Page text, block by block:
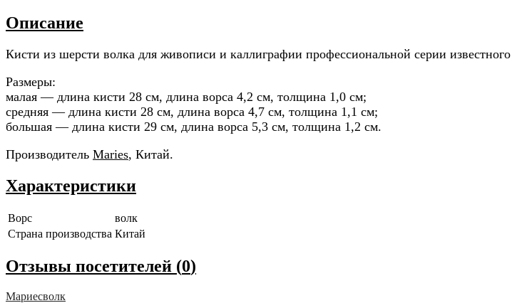
Описание
Кисти из шерсти волка для живописи и каллиграфии профессиональной серии
Размеры:
малая — длина кисти 28 см, длина ворса 4,2 см, толщина 1,0 см;
средняя — длина кисти 28 см, длина ворса 4,7 см, толщина 1,1 см;
большая — длина кисти 29 см, длина ворса 5,3 см, толщина 1,2 см.
Производитель Maries, Китай.
Характеристики
Ворс
волк
Страна производства Китай
Отзывы посетителей (0)
Мариесволк